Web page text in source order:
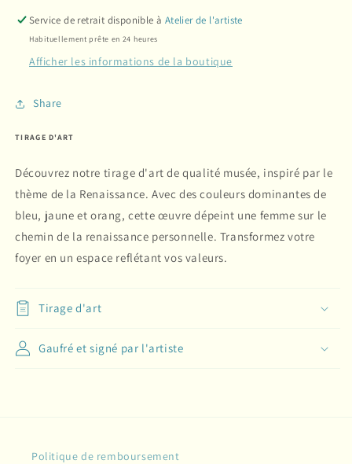
Service de retrait disponible à Atelier de l'artiste
Habituellement prête en 24 heures
Afficher les informations de la boutique
Share
TIRAGE D'ART
Découvrez notre tirage d'art de qualité musée, inspiré par le
thème de la Renaissance. Avec des couleurs dominantes de
bleu, jaune et orang, cette œuvre dépeint une femme sur le
chemin de la renaissance personnelle. Transformez votre
foyer en un espace reflétant vos valeurs.
Tirage d'art
Gaufré et signé par l'artiste
Politique de remboursement